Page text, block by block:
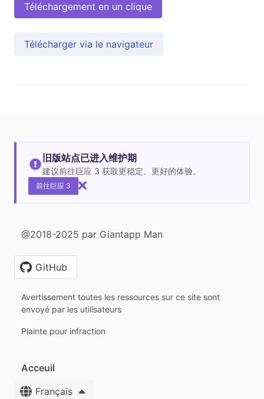
Téléchargement en un clique
Télécharger via le navigateur
旧版站点已进入维护期
建议前往巨应 3 获取更稳定、更好的体验。
前往巨应 3
@2018-2025 par Giantapp Man
GitHub
Avertissement toutes les ressources sur ce site sont
envoyé par les utilisateurs
Plainte pour infraction
Acceuil
Français